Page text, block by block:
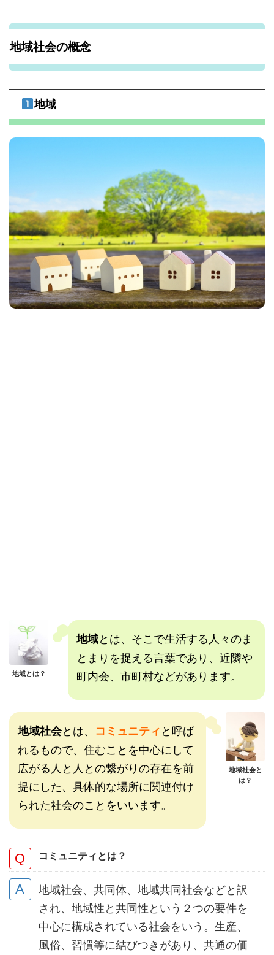
地域社会の概念
地域
地域とは？
地域とは、そこで生活する人々のま
とまりを捉える言葉であり、近隣や
町内会、市町村などがあります。
地域社会と
は？
地域社会とは、 コミュニティと呼ば
れるもので、住むことを中心にして
広がる人と人との繋がりの存在を前
提にした、具体的な場所に関連付け
られた社会のことをいいます。
コミュニティとは？
地域社会、共同体、地域共同社会などと訳
され、地域性と共同性という２つの要件を
中心に構成されている社会をいう。生産、
風俗、習慣等に結びつきがあり、共通の価